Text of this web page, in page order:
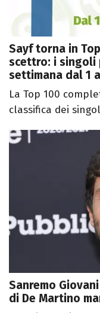
Sayf torna in
scettro: i singoli
settimana dal 1
La Top 100
classifica dei
Sanremo
di De Martino